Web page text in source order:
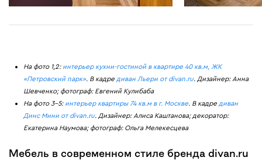
На фото 1,2: интерьер кухни-гостиной в квартире 40 кв.м, ЖК
«Петровский парк». В кадре диван Льери от divan.ru. Дизайнер: Анна
Шевченко; фотограф: Евгений Кулибаба
На фото 3–5: интерьер квартиры 74 кв.м в г. Москве. В кадре диван
Динс Мини от divan.ru. Дизайнер: Алиса Каштанова; декоратор:
Екатерина Наумова; фотограф: Ольга Мелекесцева
Мебель в современном стиле бренда divan.ru